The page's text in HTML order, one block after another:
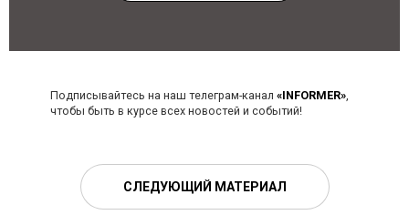
Подписывайтесь на наш телеграм-канал «INFORMER»,
чтобы быть в курсе всех новостей и событий!
СЛЕДУЮЩИЙ МАТЕРИАЛ